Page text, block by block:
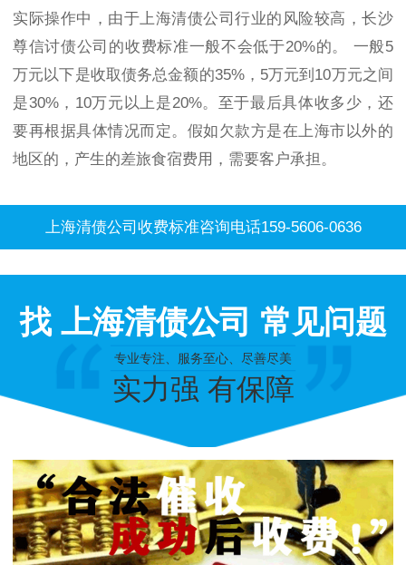
实际操作中，由于上海清债公司行业的风险较高，长沙
尊信讨债公司的收费标准一般不会低于20%的。 一般5
万元以下是收取债务总金额的35%，5万元到10万元之间
是30%，10万元以上是20%。至于最后具体收多少，还
要再根据具体情况而定。假如欠款方是在上海市以外的
地区的，产生的差旅食宿费用，需要客户承担。
上海清债公司收费标准咨询电话159-5606-0636
找 上海清债公司 常见问题
专业专注、服务至心、尽善尽美
实力强 有保障